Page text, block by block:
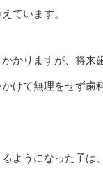
ています。
かりますが、将来
けて無理をせず歯
ようになった子は